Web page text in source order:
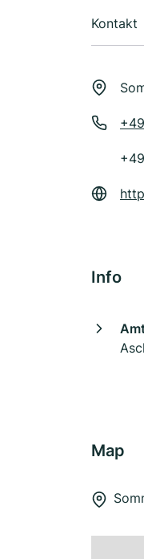
Kontakt
Info
Map